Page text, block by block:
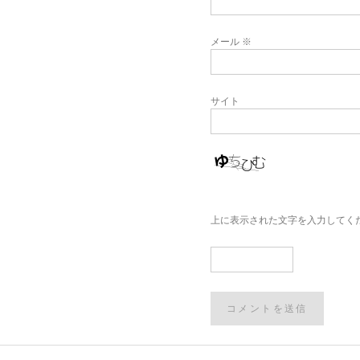
メール ※
サイト
上に表示された文字を入力してく